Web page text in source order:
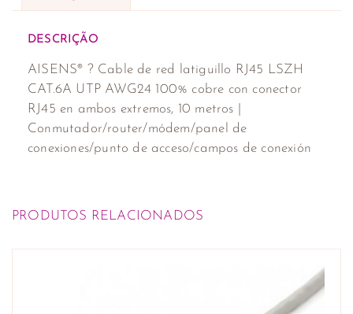
DESCRIÇÃO
AISENS® ? Cable de red latiguillo RJ45 LSZH
CAT.6A UTP AWG24 100% cobre con conector
RJ45 en ambos extremos, 10 metros |
Conmutador/router/módem/panel de
conexiones/punto de acceso/campos de conexión
PRODUTOS RELACIONADOS